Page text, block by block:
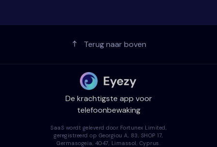
Terug naar boven
De krachtigste app voor
telefoonbewaking
SaaS wordt geleverd door Fortunex Limited,
geregistreerd op Georgiou A, 83, SHOP 17,
Germasogeia, 4047, Limassol, Cyprus.